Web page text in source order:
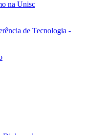
na Unisc
de Tecnologia -